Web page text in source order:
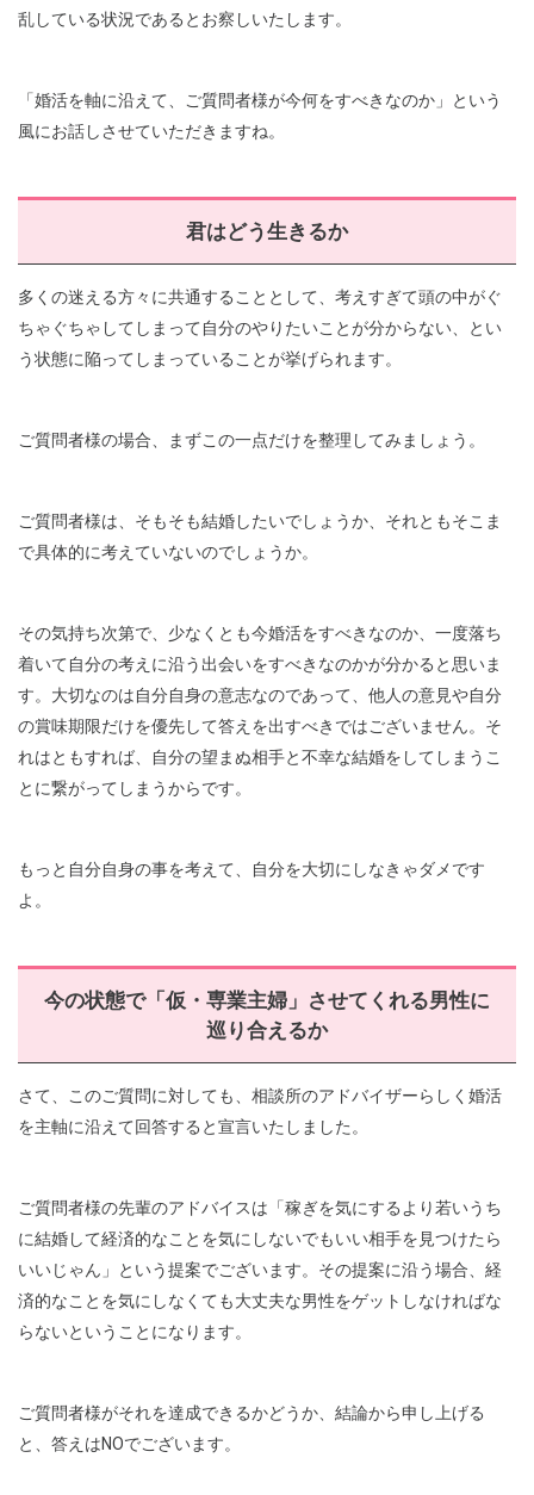
乱している状況であるとお察しいたします。
「婚活を軸に沿えて、ご質問者様が今何をすべきなのか」という
風にお話しさせていただきますね。
君はどう生きるか
多くの迷える方々に共通することとして、考えすぎて頭の中がぐ
ちゃぐちゃしてしまって自分のやりたいことが分からない、とい
う状態に陥ってしまっていることが挙げられます。
ご質問者様の場合、まずこの一点だけを整理してみましょう。
ご質問者様は、そもそも結婚したいでしょうか、それともそこま
で具体的に考えていないのでしょうか。
その気持ち次第で、少なくとも今婚活をすべきなのか、一度落ち
着いて自分の考えに沿う出会いをすべきなのかが分かると思いま
す。大切なのは自分自身の意志なのであって、他人の意見や自分
の賞味期限だけを優先して答えを出すべきではございません。そ
れはともすれば、自分の望まぬ相手と不幸な結婚をしてしまうこ
とに繋がってしまうからです。
もっと自分自身の事を考えて、自分を大切にしなきゃダメです
よ。
今の状態で「仮・専業主婦」させてくれる男性に
巡り合えるか
さて、このご質問に対しても、相談所のアドバイザーらしく婚活
を主軸に沿えて回答すると宣言いたしました。
ご質問者様の先輩のアドバイスは「稼ぎを気にするより若いうち
に結婚して経済的なことを気にしないでもいい相手を見つけたら
いいじゃん」という提案でございます。その提案に沿う場合、経
済的なことを気にしなくても大丈夫な男性をゲットしなければな
らないということになります。
ご質問者様がそれを達成できるかどうか、結論から申し上げる
と、答えはNOでございます。